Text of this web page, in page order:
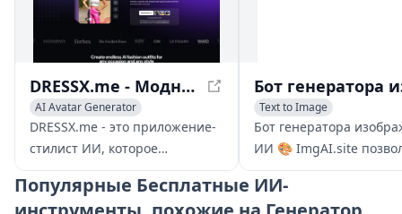
DRESSX.me - Модная одежда, сгенерированная ИИ: Изучите виртуальный гардероб
AI Avatar Generator
AI Clothing Designer
AI Photo & Image Generator
DRESSX.me - это приложение-
стилист ИИ, которое
генерирует
высококачественные наряды
Text to Image
AI Photo & Image Generator
Бот генератора
ИИ 🎨 ImgAI.site
пользователям
новые изображения из
Популярные Бесплатные ИИ-